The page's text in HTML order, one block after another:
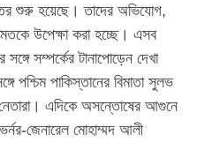
শুরু হয়েছে। তাদের অভিযোগ,
উপেক্ষা করা হচ্ছে। এসব
সম্পর্কের টানাপোড়েন দেখা
পশ্চিম পাকিস্তানের বিমাতা সুলভ
এদিকে অসন্তোষের আগুনে
জেনারেল মোহাম্মদ আলী